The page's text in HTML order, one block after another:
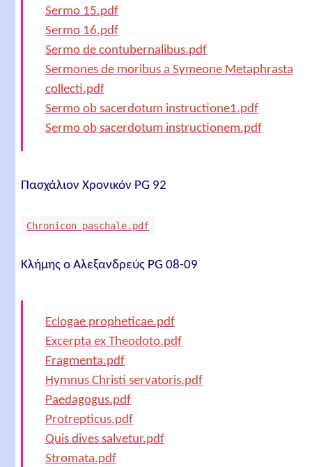
Sermo 15.pdf
Sermo 16.pdf
Sermo de contubernalibus.pdf
Sermones de moribus a Symeone Metaphrasta
collecti.pdf
Sermo ob sacerdotum instructione1.pdf
Sermo ob sacerdotum instructionem.pdf
Πασχάλιον Χρονικόν PG 92
Chronicon paschale.pdf
Κλήμης ο Αλεξανδρεύς PG 08-09
Eclogae propheticae.pdf
Excerpta ex Theodoto.pdf
Fragmenta.pdf
Hymnus Christi servatoris.pdf
Paedagogus.pdf
Protrepticus.pdf
Quis dives salvetur.pdf
Stromata.pdf